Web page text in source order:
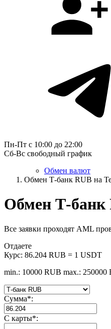
Пн-Пт с 10:00 до 22:00
Сб-Вс свободный график
Обмен валют
Обмен Т-банк RUB на
Обмен Т-банк
Все заявки проходят AML
Отдаете
Курс: 86.204 RUB = 1 USDT
min.: 10000 RUB max.: 250000
Сумма*:
С карты*: